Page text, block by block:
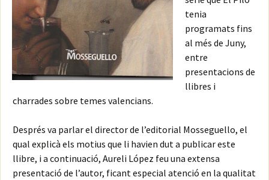
tenia
programats fins
al més de Juny,
entre
presentacions de
llibres i
charrades sobre temes valencians.
Després va parlar el director de l’editorial Mosseguello, el
qual explicà els motius que li havien dut a publicar este
llibre, i a continuació, Aureli López feu una extensa
presentació de l’autor, ficant especial atenció en la qualitat